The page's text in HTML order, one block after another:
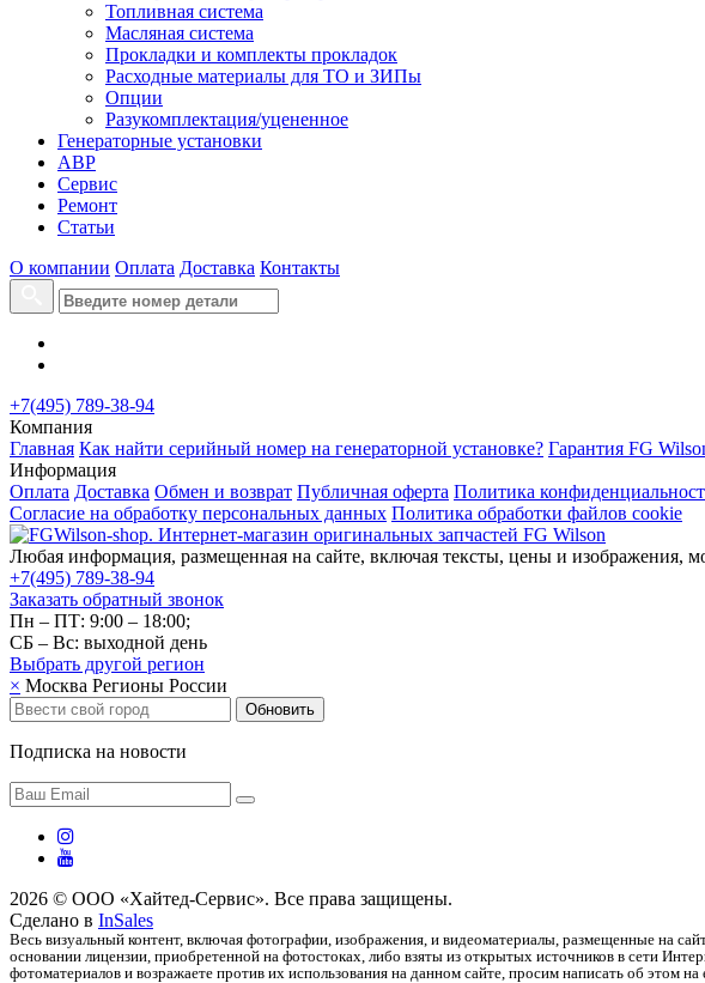
Топливная система
Масляная система
Прокладки и комплекты прокладок
Расходные материалы для ТО и ЗИПы
Опции
Разукомплектация/уцененное
Генераторные установки
АВР
Сервис
Ремонт
Статьи
О компании Оплата Доставка Контакты
+7(495) 789-38-94
Компания
Главная Как найти серийный номер на генераторной установке? Гарантия FG
Информация
Оплата Доставка Обмен и возврат Публичная оферта Политика
Согласие на обработку персональных данных Политика обработки файлов cookie
Любая информация, размещенная на сайте, включая тексты, цены и изображения,
+7(495) 789-38-94
Заказать обратный звонок
Пн – ПТ: 9:00 – 18:00;
СБ – Вс: выходной день
Выбрать другой регион
× Москва Регионы России
Обновить
Подписка на новости
2026 © ООО «Хайтед-Сервис». Все права защищены.
Сделано в InSales
Весь визуальный контент, включая фотографии, изображения, и видеоматериалы, размещенные на
основании лицензии, приобретенной на фотостоках, либо взяты из открытых источников в сети
фотоматериалов и возражаете против их использования на данном сайте, просим написать об этом на